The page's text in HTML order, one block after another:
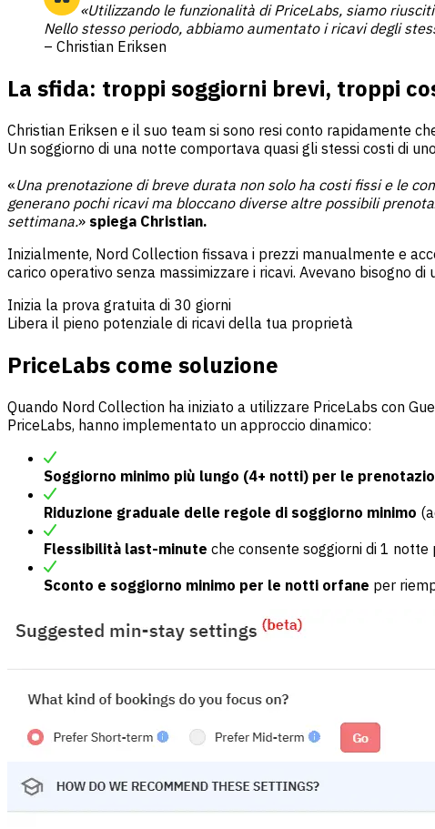
«Utilizzando le funzionalità di PriceLabs, siamo
Nello stesso periodo, abbiamo aumentato i ricavi degli
– Christian Eriksen
La sfida: troppi soggiorni brevi, troppi
Christian Eriksen e il suo team si sono resi conto rapidamente
Un soggiorno di una notte comportava quasi gli stessi costi di
«Una prenotazione di breve durata non solo ha costi fissi e le
generano pochi ricavi ma bloccano diverse altre possibili
settimana.» spiega Christian.
Inizialmente, Nord Collection fissava i prezzi manualmente e
carico operativo senza massimizzare i ricavi. Avevano bisogno
Inizia la prova gratuita di 30 giorni
Libera il pieno potenziale di ricavi della tua proprietà
PriceLabs come soluzione
Quando Nord Collection ha iniziato a utilizzare PriceLabs con
PriceLabs, hanno implementato un approccio dinamico:
Soggiorno minimo più lungo (4+ notti) per le
Riduzione graduale delle regole di soggiorno minimo
Flessibilità last-minute che consente soggiorni di 1
Sconto e soggiorno minimo per le notti orfane per